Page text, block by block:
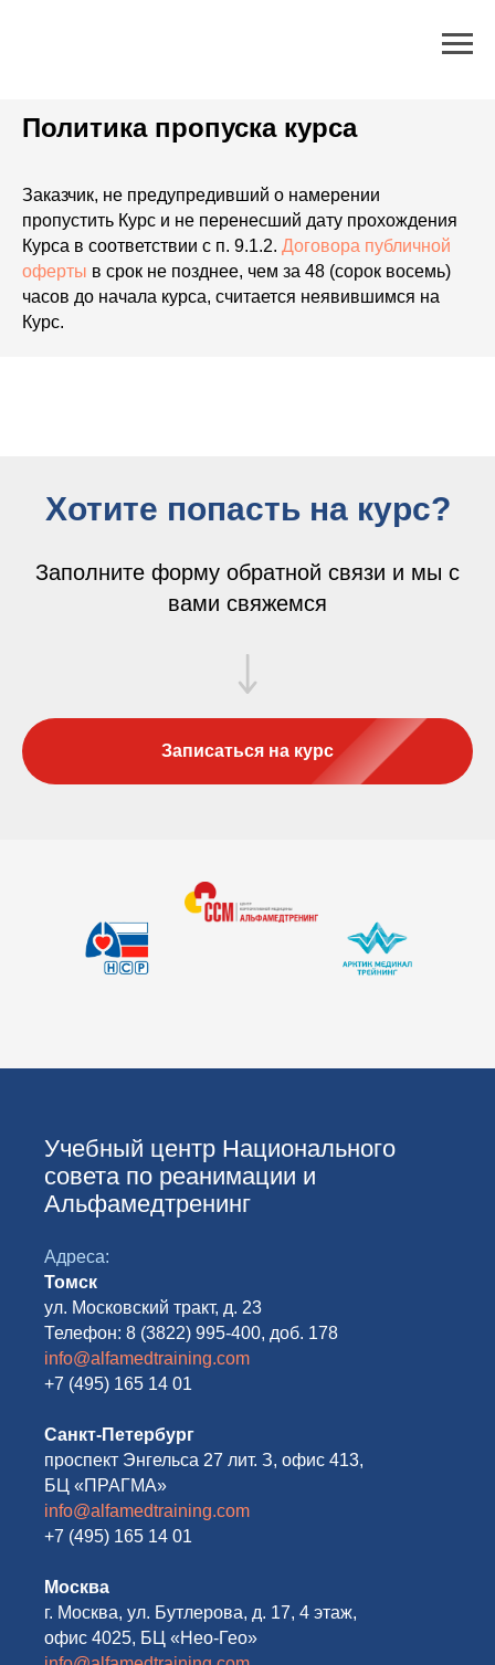
Политика пропуска курса
Заказчик, не предупредивший о намерении
пропустить Курс и не перенесший дату прохождения
Курса в соответствии с п. 9.1.2. Договора публичной
оферты в срок не позднее, чем за 48 (сорок восемь)
часов до начала курса, считается неявившимся на
Курс.
Хотите попасть на курс?
Заполните форму обратной связи и мы с
вами свяжемся
Записаться на курс
Учебный центр Национального
совета по реанимации и
Альфамедтренинг
Адреса:
Томск
ул. Московский тракт, д. 23
Телефон: 8 (3822) 995-400, доб. 178
info@alfamedtraining.com
+7 (495) 165 14 01
Санкт-Петербург
проспект Энгельса 27 лит. З, офис 413,
БЦ «ПРАГМА»
info@alfamedtraining.com
+7 (495) 165 14 01
Москва
г. Москва, ул. Бутлерова, д. 17, 4 этаж,
офис 4025, БЦ «Нео-Гео»